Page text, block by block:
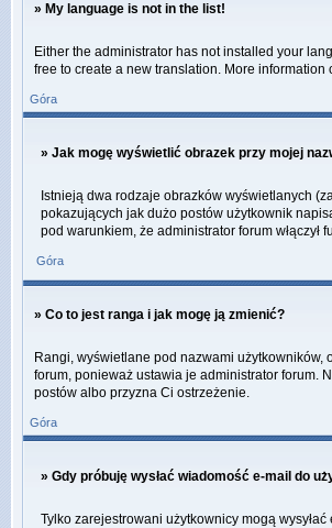
» My language is not in the list!
Either the administrator has not installed your
free to create a new translation. More
Góra
» Jak mogę wyświetlić obrazek przy mojej
Istnieją dwa rodzaje obrazków wyświetlanych
pokazujących jak dużo postów użytkownik
pod warunkiem, że administrator forum
Góra
» Co to jest ranga i jak mogę ją zmienić?
Rangi, wyświetlane pod nazwami użytkowników,
forum, ponieważ ustawia je administrator forum.
postów albo przyzna Ci ostrzeżenie.
Góra
» Gdy próbuję wysłać wiadomość e-mail do
Tylko zarejestrowani użytkownicy mogą